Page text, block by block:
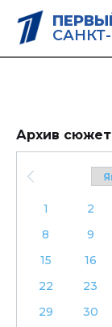
Архив
1 2
8
9
15
16
22
23
29
30